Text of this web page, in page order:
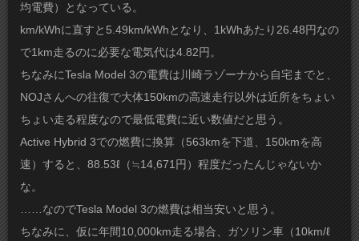
均電費）となっている。
km/kWhに直すと5.49km/kWhとなり、1kWhあたり26.48円なの
で1km走るのに必要な電気代は4.82円。
ちなみにTesla Model 3の電費は川崎ラゾーナから自宅までと、
NOJさんへの往復で大体150kmの高速走行以外は近所をちょい
ちょい走る程度なので最低電費に近い数値だと思う。
Active Hybrid 3での燃費に換算（563kmを下道、150kmを高
速）すると、88.53ℓ（≒14,671円）程度だったんじゃないか
な。
……なのでTesla Model 3の燃費は相当安いと思う。
ちなみに、仮に年間10,000km走る場合、ガソリン車（10km/ℓ